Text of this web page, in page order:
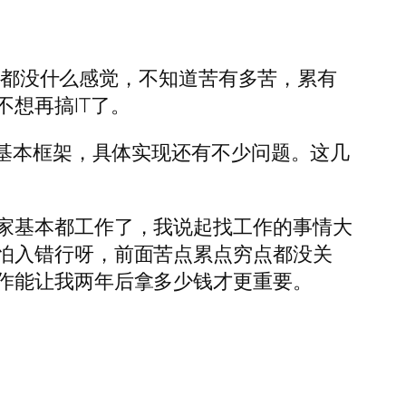
没什么感觉，不知道苦有多苦，累有
再搞IT了。
本框架，具体实现还有不少问题。这几
基本都工作了，我说起找工作的事情大
入错行呀，前面苦点累点穷点都没关
让我两年后拿多少钱才更重要。